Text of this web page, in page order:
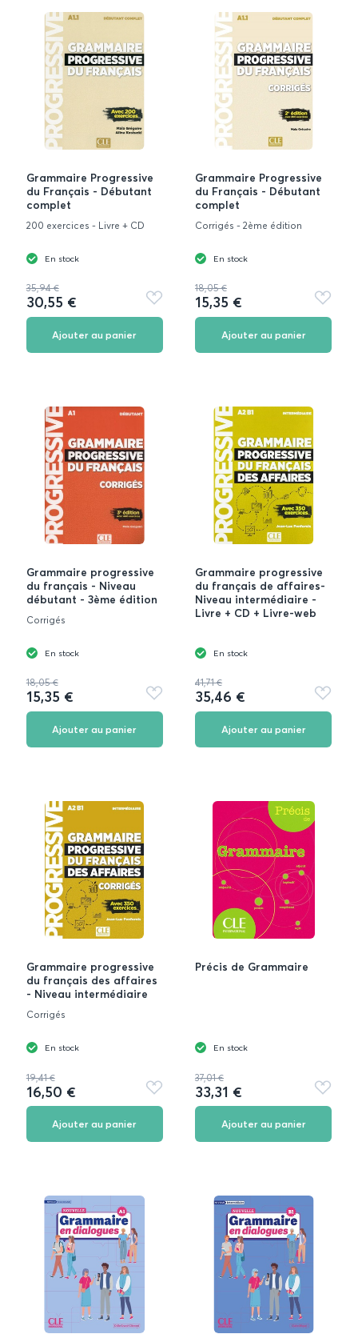
Grammaire Progressive
du Français - Débutant
complet
200 exercices - Livre + CD
En stock
35,94 €
30,55 €
Ajouter
aux
Ajouter au panier
Grammaire Progressive
du Français - Débutant
complet
Corrigés - 2ème édition
En stock
18,05 €
15,35 €
Ajouter
aux
Ajouter au panier
Grammaire progressive
du français - Niveau
débutant - 3ème édition
Corrigés
En stock
18,05 €
15,35 €
Ajouter
aux
Ajouter au panier
Grammaire progressive
du français de affaires-
Niveau intermédiaire -
Livre + CD + Livre-web
En stock
41,71 €
35,46 €
Ajouter
aux
Ajouter au panier
Grammaire progressive
du français des affaires
- Niveau intermédiaire
Corrigés
En stock
19,41 €
16,50 €
Ajouter
aux
Ajouter au panier
Précis de Grammaire
En stock
37,01 €
33,31 €
Ajouter
aux
Ajouter au panier